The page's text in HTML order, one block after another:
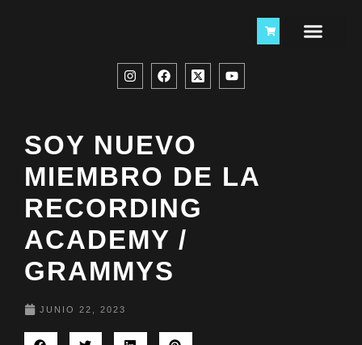
SOY NUEVO
MIEMBRO DE LA
RECORDING
ACADEMY /
GRAMMYS
JUNIO 22, 2023